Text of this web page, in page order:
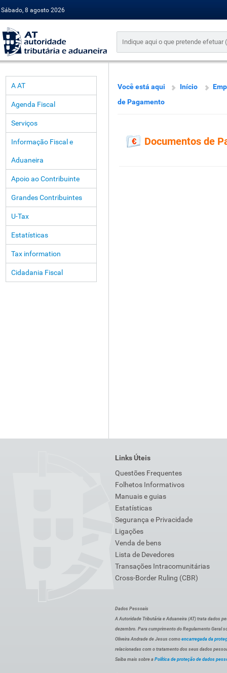
Sábado, 8 agosto 2026
A AT
Agenda Fiscal
Serviços
Informação Fiscal e
Aduaneira
Apoio ao Contribuinte
Grandes Contribuintes
U-Tax
Estatísticas
Tax information
Cidadania Fiscal
Você está aqui Início
de Pagamento
Documentos de
Links Úteis
Questões Frequentes
Folhetos Informativos
Manuais e guias
Estatísticas
Segurança e Privacidade
Ligações
Venda de bens
Lista de Devedores
Transações Intracomunitárias
Cross-Border Ruling (CBR)
Dados Pessoais
A Autoridade Tributária e Aduaneira (AT) trata dados
dezembro. Para cumprimento do Regulamento Geral
Oliveira Andrade de Jesus como encarregada da
relacionadas com o tratamento dos seus dados
Saiba mais sobre a Política de proteção de dados